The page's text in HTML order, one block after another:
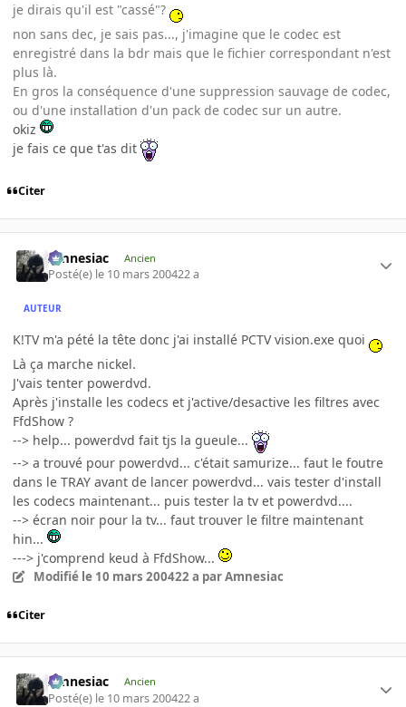
je dirais qu'il est "cassé"?
non sans dec, je sais pas..., j'imagine que le codec est
enregistré dans la bdr mais que le fichier correspondant n'est
plus là.
En gros la conséquence d'une suppression sauvage de codec,
ou d'une installation d'un pack de codec sur un autre.
okiz
je fais ce que t'as dit
Citer
Amnesiac Ancien
Posté(e) le 10 mars 200422 a
AUTEUR
K!TV m'a pété la tête donc j'ai installé PCTV vision.exe quoi
Là ça marche nickel.
J'vais tenter powerdvd.
Après j'installe les codecs et j'active/desactive les filtres avec
FfdShow ?
--> help... powerdvd fait tjs la gueule...
--> a trouvé pour powerdvd... c'était samurize... faut le foutre
dans le TRAY avant de lancer powerdvd... vais tester d'install
les codecs maintenant... puis tester la tv et powerdvd....
--> écran noir pour la tv... faut trouver le filtre maintenant
hin...
---> j'comprend keud à FfdShow...
Modifié le 10 mars 200422 a par Amnesiac
Citer
Amnesiac Ancien
Posté(e) le 10 mars 200422 a